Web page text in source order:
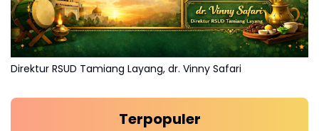
Direktur RSUD Tamiang Layang, dr. Vinny Safari
Terpopuler